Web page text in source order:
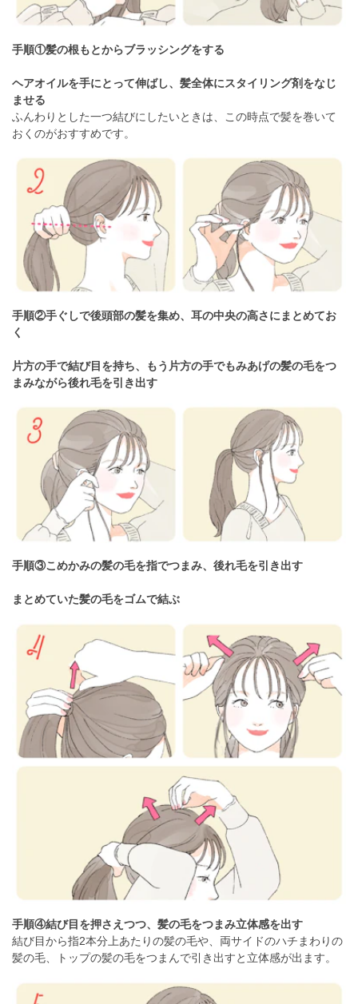
手順①髪の根もとからブラッシングをする
ヘアオイルを手にとって伸ばし、髪全体にスタイリング剤をなじ
ませる
ふんわりとした一つ結びにしたいときは、この時点で髪を巻いて
おくのがおすすめです。
手順②手ぐしで後頭部の髪を集め、耳の中央の高さにまとめてお
く
片方の手で結び目を持ち、もう片方の手でもみあげの髪の毛をつ
まみながら後れ毛を引き出す
手順③こめかみの髪の毛を指でつまみ、後れ毛を引き出す
まとめていた髪の毛をゴムで結ぶ
手順④結び目を押さえつつ、髪の毛をつまみ立体感を出す
結び目から指2本分上あたりの髪の毛や、両サイドのハチまわりの
髪の毛、トップの髪の毛をつまんで引き出すと立体感が出ます。